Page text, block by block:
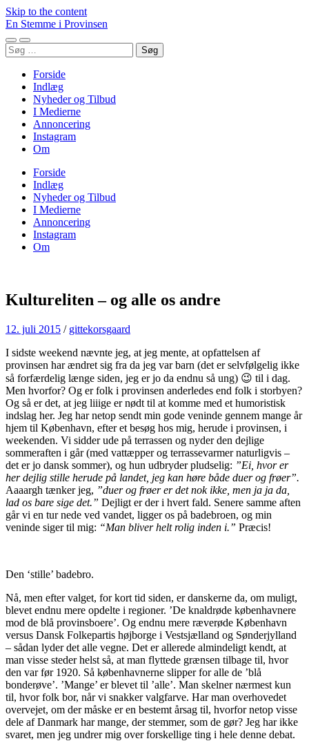
Skip to the content
En Stemme i Provinsen
Toggle
mobile
Toggle
search
Søg
efter:
Forside
Indlæg
Nyheder og Tilbud
I Medierne
Annoncering
Instagram
Om
Forside
Indlæg
Nyheder og Tilbud
I Medierne
Annoncering
Instagram
Om
Kultureliten – og alle os andre
12. juli 2015 / gittekorsgaard
I sidste weekend nævnte jeg, at jeg mente, at opfattelsen af
provinsen har ændret sig fra da jeg var barn (det er selvfølgelig ikke
så forfærdelig længe siden, jeg er jo da endnu så ung) 😉 til i dag.
Men hvorfor? Og er folk i provinsen anderledes end folk i storbyen?
Og så er det, at jeg liiige er nødt til at komme med et humoristisk
indslag her. Jeg har netop sendt min gode veninde gennem mange år
hjem til København, efter et besøg hos mig, herude i provinsen, i
weekenden. Vi sidder ude på terrassen og nyder den dejlige
sommeraften i går (med vattæpper og terrassevarmer naturligvis –
det er jo dansk sommer), og hun udbryder pludselig: ”Ei, hvor er
her dejlig stille herude på landet, jeg kan høre både duer og frøer”.
Aaaargh tænker jeg, ”duer og frøer er det nok ikke, men ja ja da,
lad os bare sige det.” Dejligt er der i hvert fald. Senere samme aften
går vi en tur nede ved vandet, ligger os på badebroen, og min
veninde siger til mig: “Man bliver helt rolig inden i.” Præcis!
Den ‘stille’ badebro.
Nå, men efter valget, for kort tid siden, er danskerne da, om muligt,
blevet endnu mere opdelte i regioner. ’De knaldrøde københavnere
mod de blå provinsboere’. Og endnu mere ræverøde København
versus Dansk Folkepartis højborge i Vestsjælland og Sønderjylland
– sådan lyder det alle vegne. Det er allerede almindeligt kendt, at
man visse steder helst så, at man flyttede grænsen tilbage til, hvor
den var før 1920. Så københavnerne slipper for alle de ’blå
bonderøve’. ’Mange’ er blevet til ’alle’. Man skelner nærmest kun
til, hvor folk bor, når vi snakker valgfarve. Har man overhovedet
overvejet, om der måske er en bestemt årsag til, hvorfor netop visse
dele af Danmark har mange, der stemmer, som de gør? Jeg har ikke
svaret, men jeg undrer mig over forskellige ting i hele denne debat.